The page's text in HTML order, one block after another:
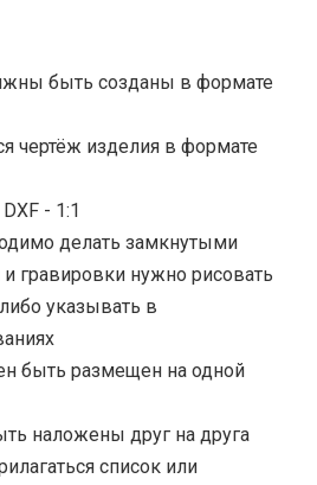
быть созданы в формате
чертёж изделия в формате
- 1:1
делать замкнутыми
гравировки нужно рисовать
указывать в
быть размещен на одной
наложены друг на друга
список или